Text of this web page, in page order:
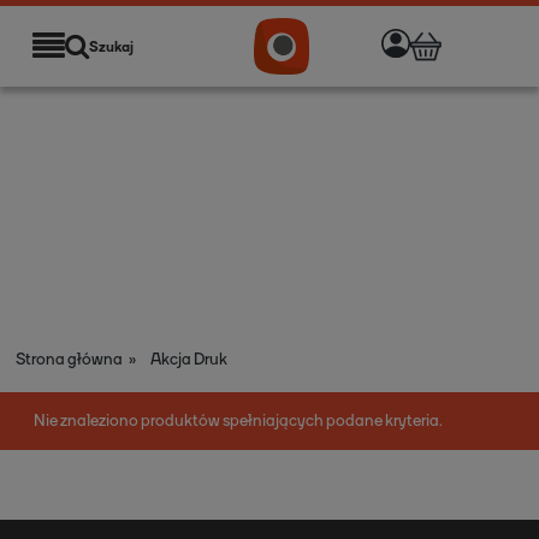
Szukaj
Strona główna » Akcja Druk
Nie znaleziono produktów spełniających podane kryteria.